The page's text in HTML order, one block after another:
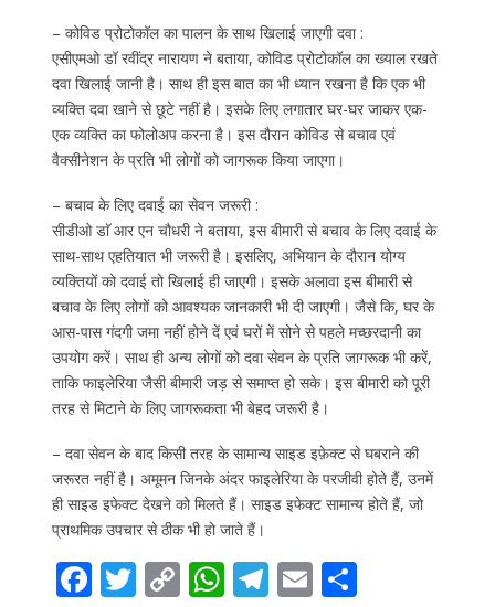
– कोविड प्रोटोकॉल का पालन के साथ खिलाई जाएगी दवा :
एसीएमओ डॉ रवींद्र नारायण ने बताया, कोविड प्रोटोकॉल का ख्याल रखते
दवा खिलाई जानी है। साथ ही इस बात का भी ध्यान रखना है कि एक भी
व्यक्ति दवा खाने से छूटे नहीं है। इसके लिए लगातार घर-घर जाकर एक-
एक व्यक्ति का फोलोअप करना है। इस दौरान कोविड से बचाव एवं
वैक्सीनेशन के प्रति भी लोगों को जागरूक किया जाएगा।
– बचाव के लिए दवाई का सेवन जरूरी :
सीडीओ डाॅ आर एन चौधरी ने बताया, इस बीमारी से बचाव के लिए दवाई के
साथ-साथ एहतियात भी जरूरी है। इसलिए, अभियान के दौरान योग्य
व्यक्तियों को दवाई तो खिलाई ही जाएगी। इसके अलावा इस बीमारी से
बचाव के लिए लोगों को आवश्यक जानकारी भी दी जाएगी। जैसे कि, घर के
आस-पास गंदगी जमा नहीं होने दें एवं घरों में सोने से पहले मच्छरदानी का
उपयोग करें। साथ ही अन्य लोगों को दवा सेवन के प्रति जागरूक भी करें,
ताकि फाइलेरिया जैसी बीमारी जड़ से समाप्त हो सके। इस बीमारी को पूरी
तरह से मिटाने के लिए जागरूकता भी बेहद जरूरी है।
– दवा सेवन के बाद किसी तरह के सामान्य साइड इफ़ेक्ट से घबराने की
जरूरत नहीं है। अमूमन जिनके अंदर फाइलेरिया के परजीवी होते हैं, उनमें
ही साइड इफेक्ट देखने को मिलते हैं। साइड इफेक्ट सामान्य होते हैं, जो
प्राथमिक उपचार से ठीक भी हो जाते हैं।
F T C W T E S